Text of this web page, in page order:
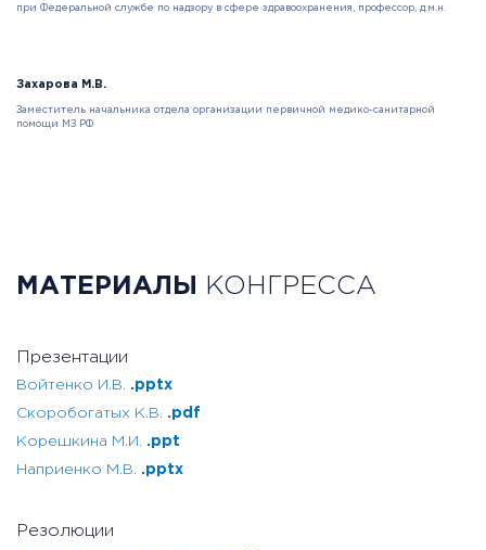
при Федеральной службе по надзору в сфере здравоохранения, профессор, д.м.н.
Захарова М.В.
Заместитель начальника отдела организации первичной медико-санитарной
помощи МЗ РФ
МАТЕРИАЛЫ КОНГРЕССА
Презентации
Войтенко И.В. .pptx
Скоробогатых К.В. .pdf
Корешкина М.И. .ppt
Наприенко М.В. .pptx
Резолюции